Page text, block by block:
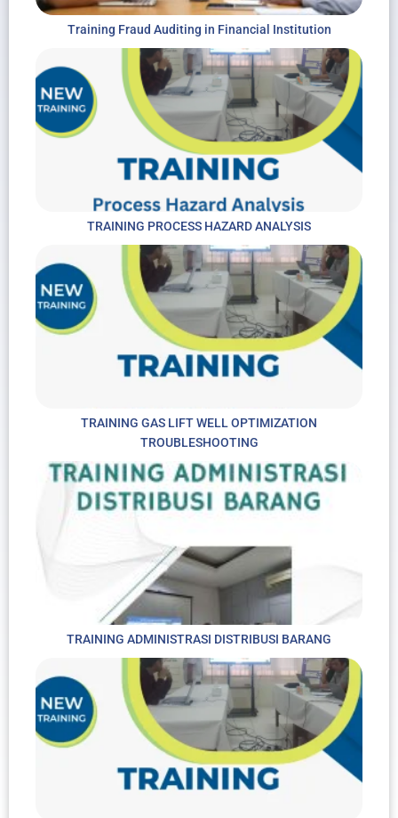
Training Fraud Auditing in Financial Institution
TRAINING PROCESS HAZARD ANALYSIS
TRAINING GAS LIFT WELL OPTIMIZATION
TROUBLESHOOTING
TRAINING ADMINISTRASI DISTRIBUSI BARANG